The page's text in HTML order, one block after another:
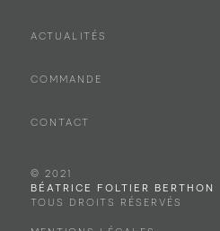
ACTUALITÉS
COMMANDE
CONTACT
© 2021
BÉATRICE FOLTIER BERTHON
TOUS DROITS RÉSERVÉS